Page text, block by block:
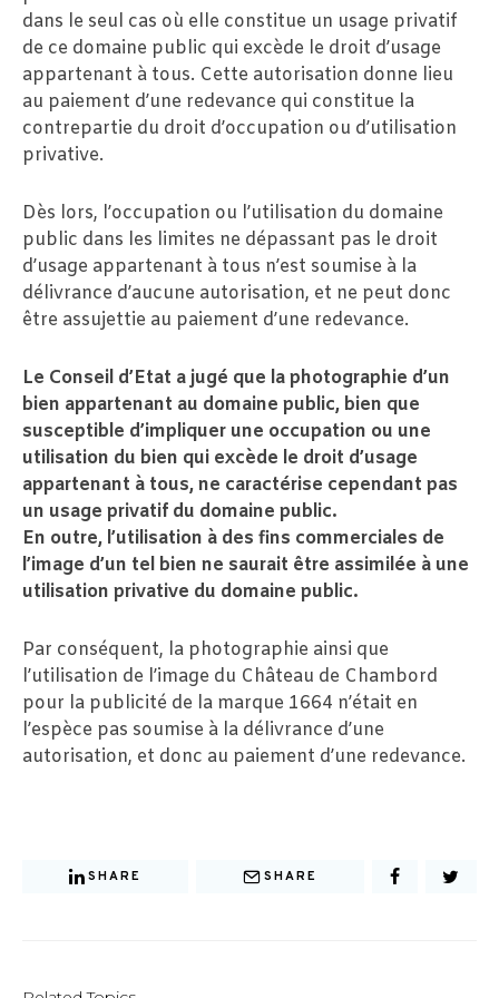
dans le seul cas où elle constitue un usage privatif
de ce domaine public qui excède le droit d’usage
appartenant à tous. Cette autorisation donne lieu
au paiement d’une redevance qui constitue la
contrepartie du droit d’occupation ou d’utilisation
privative.
Dès lors, l’occupation ou l’utilisation du domaine
public dans les limites ne dépassant pas le droit
d’usage appartenant à tous n’est soumise à la
délivrance d’aucune autorisation, et ne peut donc
être assujettie au paiement d’une redevance.
Le Conseil d’Etat a jugé que la photographie d’un
bien appartenant au domaine public, bien que
susceptible d’impliquer une occupation ou une
utilisation du bien qui excède le droit d’usage
appartenant à tous, ne caractérise cependant pas
un usage privatif du domaine public.
En outre, l’utilisation à des fins commerciales de
l’image d’un tel bien ne saurait être assimilée à une
utilisation privative du domaine public.
Par conséquent, la photographie ainsi que
l’utilisation de l’image du Château de Chambord
pour la publicité de la marque 1664 n’était en
l’espèce pas soumise à la délivrance d’une
autorisation, et donc au paiement d’une redevance.
SHARE SHARE